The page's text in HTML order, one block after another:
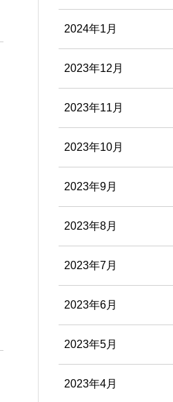
2024年1月
2023年12月
2023年11月
2023年10月
2023年9月
2023年8月
2023年7月
2023年6月
2023年5月
2023年4月